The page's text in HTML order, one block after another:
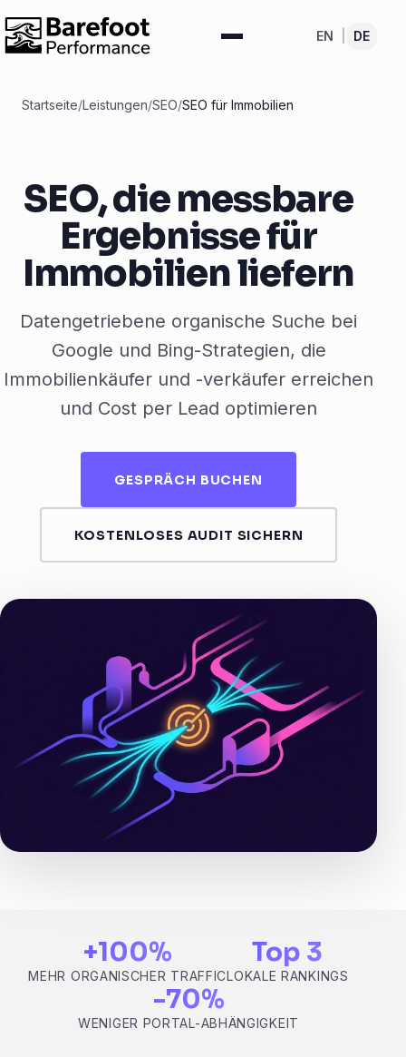
EN DE
Startseite/Leistungen/SEO/SEO für Immobilien
SEO, die messbare
Ergebnisse für
Immobilien liefern
Datengetriebene organische Suche bei
Google und Bing-Strategien, die
Immobilienkäufer und -verkäufer erreichen
und Cost per Lead optimieren
GESPRÄCH BUCHEN
KOSTENLOSES AUDIT SICHERN
+100%
MEHR ORGANISCHER TRAFFIC
Top 3
LOKALE RANKINGS
-70%
WENIGER PORTAL-ABHÄNGIGKEIT